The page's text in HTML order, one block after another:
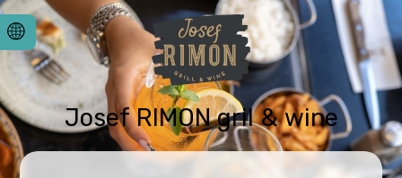
Josef RIMON gril & wine